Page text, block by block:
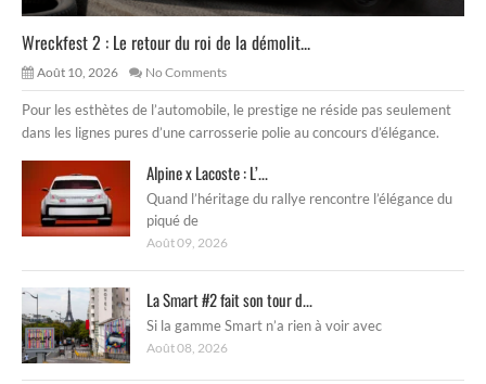
Wreckfest 2 : Le retour du roi de la démolit...
Août 10, 2026 No Comments
Pour les esthètes de l’automobile, le prestige ne réside pas seulement
dans les lignes pures d’une carrosserie polie au concours d’élégance.
Alpine x Lacoste : L’...
Quand l’héritage du rallye rencontre l’élégance du
piqué de
Août 09, 2026
La Smart #2 fait son tour d...
Si la gamme Smart n’a rien à voir avec
Août 08, 2026